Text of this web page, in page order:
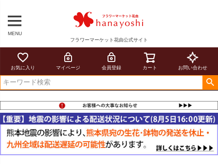
MENU
フラワーマーケット花由公式サイト
お気に入り マイページ 会員登録 カート お問い合わせ